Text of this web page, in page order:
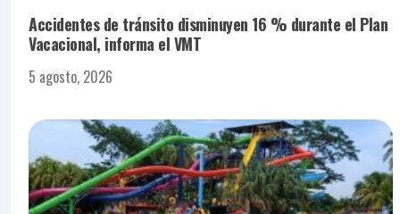
Accidentes de tránsito disminuyen 16 % durante el Plan
Vacacional, informa el VMT
5 agosto, 2026